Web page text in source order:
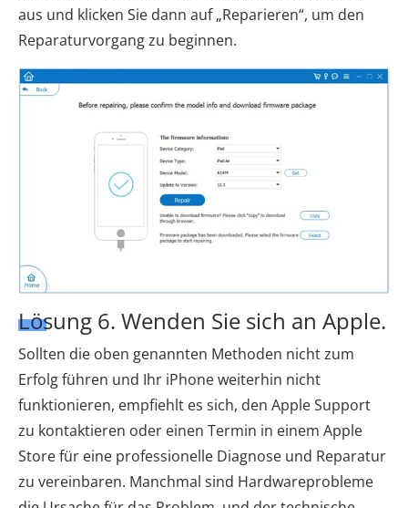
aus und klicken Sie dann auf „Reparieren“, um den
Reparaturvorgang zu beginnen.
Lösung 6. Wenden Sie sich an Apple.
Sollten die oben genannten Methoden nicht zum
Erfolg führen und Ihr iPhone weiterhin nicht
funktionieren, empfiehlt es sich, den Apple Support
zu kontaktieren oder einen Termin in einem Apple
Store für eine professionelle Diagnose und Reparatur
zu vereinbaren. Manchmal sind Hardwareprobleme